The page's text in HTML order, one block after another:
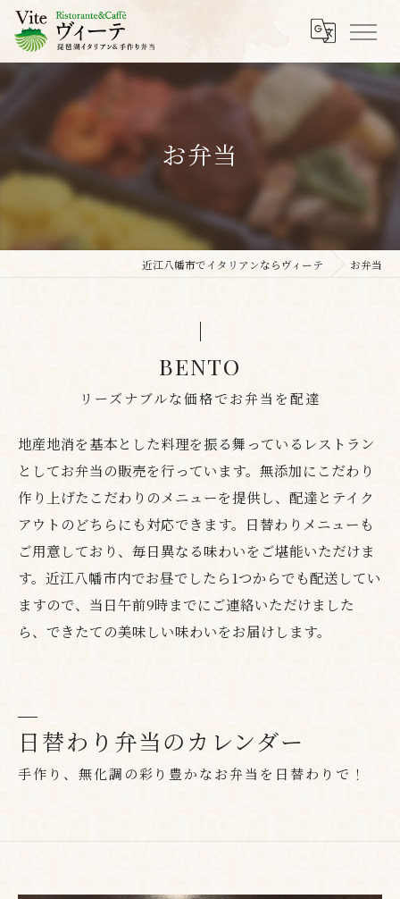
お弁当
近江八幡市でイタリアンならヴィーテ お弁当
リーズナブルな価格でお弁当を配達
BENTO
地産地消を基本とした料理を振る舞っているレストラン
としてお弁当の販売を行っています。無添加にこだわり
作り上げたこだわりのメニューを提供し、配達とテイク
アウトのどちらにも対応できます。日替わりメニューも
ご用意しており、毎日異なる味わいをご堪能いただけま
す。近江八幡市内でお昼でしたら1つからでも配送してい
ますので、当日午前9時までにご連絡いただけました
ら、できたての美味しい味わいをお届けします。
日替わり弁当のカレンダー
手作り、無化調の彩り豊かなお弁当を日替わりで！